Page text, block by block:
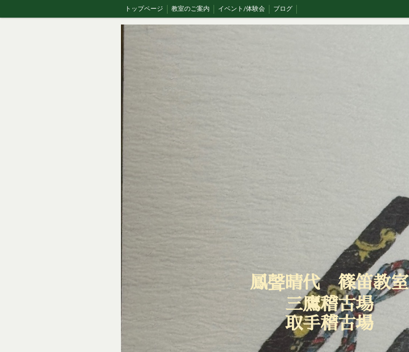
トップページ 教室のご案内 イベント/体験会 ブログ
鳳聲晴代 篠笛教室
三鷹稽古場
取手稽古場